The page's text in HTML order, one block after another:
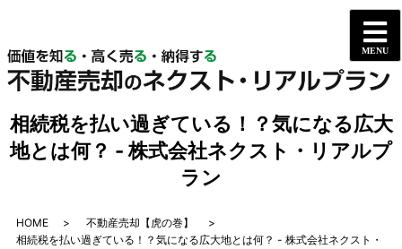
相続税を払い過ぎている！？気になる広大
地とは何？ - 株式会社ネクスト・リアルプ
ラン
HOME
不動産売却【虎の巻】
相続税を払い過ぎている！？気になる広大地とは何？ - 株式会社ネクスト・